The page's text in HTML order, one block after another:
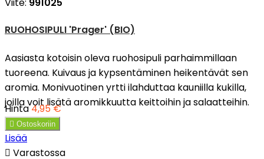
RUOHOSIPULI 'Prager' (BIO)
Aasiasta kotoisin oleva ruohosipuli parhaimmillaan
tuoreena. Kuivaus ja kypsentäminen heikentävät sen
aromia. Monivuotinen yrtti ilahduttaa kauniilla kukilla,
joilla voit lisätä aromikkuutta keittoihin ja salaatteihin.
Hinta 4,95 €
 Ostoskoriin
Lisää
 Varastossa